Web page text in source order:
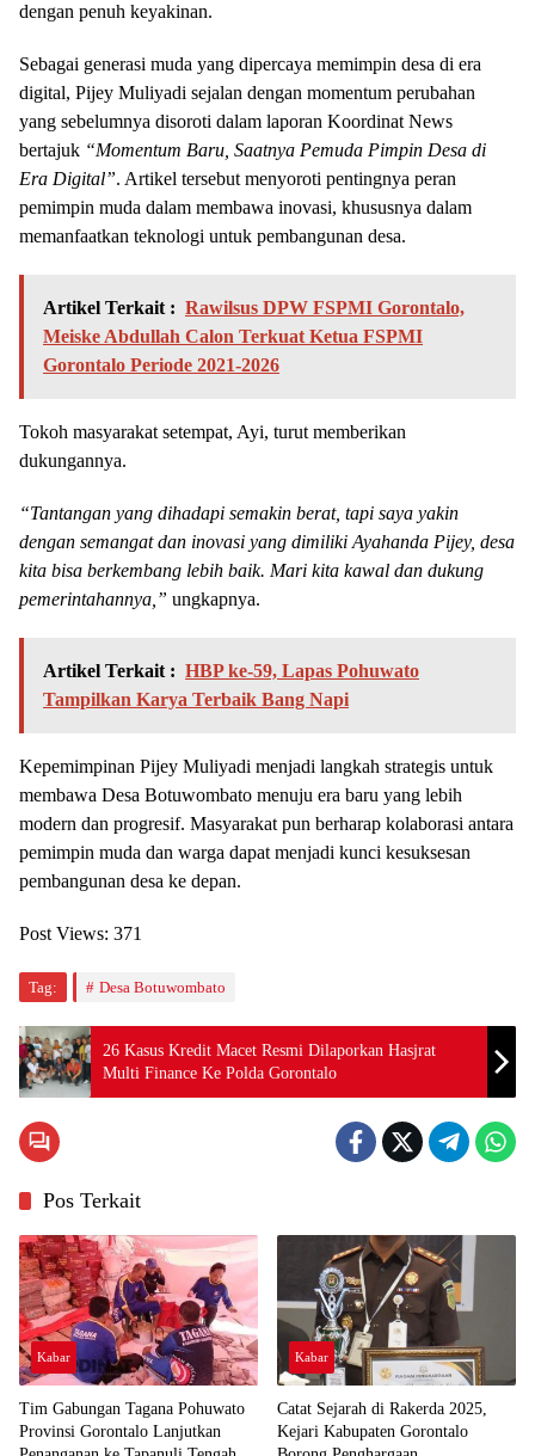
dengan penuh keyakinan.
Sebagai generasi muda yang dipercaya memimpin desa di era
digital, Pijey Muliyadi sejalan dengan momentum perubahan
yang sebelumnya disoroti dalam laporan Koordinat News
bertajuk “Momentum Baru, Saatnya Pemuda Pimpin Desa di
Era Digital”. Artikel tersebut menyoroti pentingnya peran
pemimpin muda dalam membawa inovasi, khususnya dalam
memanfaatkan teknologi untuk pembangunan desa.
Artikel Terkait : Rawilsus DPW FSPMI Gorontalo,
Meiske Abdullah Calon Terkuat Ketua FSPMI
Gorontalo Periode 2021-2026
Tokoh masyarakat setempat, Ayi, turut memberikan
dukungannya.
“Tantangan yang dihadapi semakin berat, tapi saya yakin
dengan semangat dan inovasi yang dimiliki Ayahanda Pijey, desa
kita bisa berkembang lebih baik. Mari kita kawal dan dukung
pemerintahannya,” ungkapnya.
Artikel Terkait : HBP ke-59, Lapas Pohuwato
Tampilkan Karya Terbaik Bang Napi
Kepemimpinan Pijey Muliyadi menjadi langkah strategis untuk
membawa Desa Botuwombato menuju era baru yang lebih
modern dan progresif. Masyarakat pun berharap kolaborasi antara
pemimpin muda dan warga dapat menjadi kunci kesuksesan
pembangunan desa ke depan.
Post Views: 371
Tag: Desa Botuwombato
26 Kasus Kredit Macet Resmi Dilaporkan Hasjrat
Multi Finance Ke Polda Gorontalo
Pos Terkait
Kabar
Tim Gabungan Tagana Pohuwato
Provinsi Gorontalo Lanjutkan
Kabar
Catat Sejarah di Rakerda 2025,
Kejari Kabupaten Gorontalo